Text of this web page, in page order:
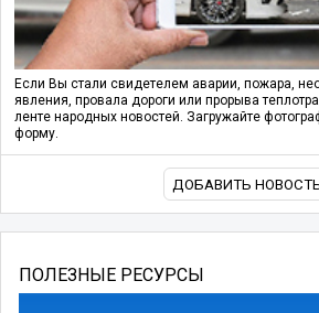
Если Вы стали свидетелем аварии, пожара,
явления, провала дороги или прорыва
ленте народных новостей. Загружайте
форму.
ДОБАВИТЬ
ПОЛЕЗНЫЕ РЕСУРСЫ